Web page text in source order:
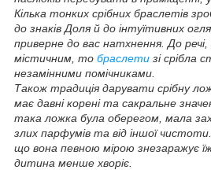
Кілька тонких срібних браслетів
до знаків Доля й до інтуїтивних
приверне до вас натхнення. До
містичним, то браслети зі срібла
незамінними помічниками.
Також традиція дарувати срібну
має давні корені та сакральне
така ложка була оберегом, мала
злих парфумів та від іншої
що вона певною мірою знезаражує
дитина менше хворіє.